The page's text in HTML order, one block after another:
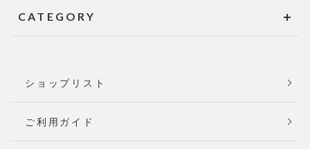
CATEGORY
ショップリスト
ご利用ガイド